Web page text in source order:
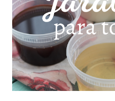
de crema de leche o nata,
ganache aquí en mi Blog. 😉
600 g de chocolate blanco
cálidos) 200 g de crema para
para hacer Chantilly vegetal)
y...